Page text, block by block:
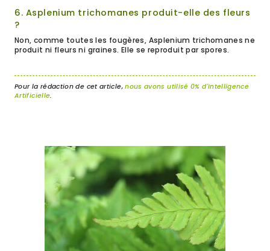
6. Asplenium trichomanes produit-elle des fleurs
?
Non, comme toutes les fougères, Asplenium trichomanes ne
produit ni fleurs ni graines. Elle se reproduit par spores.
Pour la rédaction de cet article,nous avons utilisé 0% d'Intelligence
Artificielle.